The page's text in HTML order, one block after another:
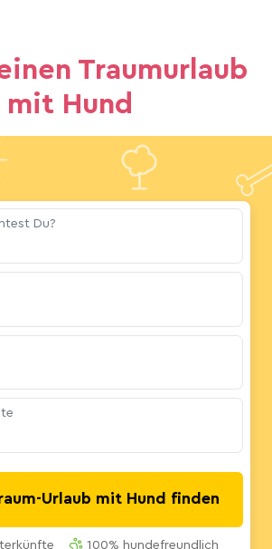
Traumurlaub
mit Hund
Du?
Urlaub mit Hund finden
100% hundefreundlich